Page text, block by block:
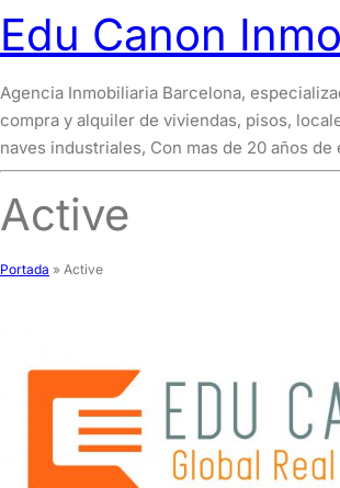
Edu Canon
Agencia Inmobiliaria Barcelona,
compra y alquiler de viviendas, pisos,
naves industriales, Con mas de 20 años
Active
Portada » Active